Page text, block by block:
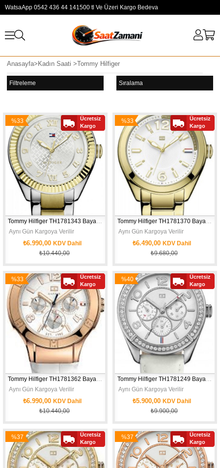
WatsaApp 0542 436 44 141500 tl Ve Üzeri Kargo Bedeva
Anasayfa> Kadın Saati >Tommy Hilfiger
Filtreleme Sıralama
Aynı Gün Kargoya Verilir
₺6.990,00 KDV Dahil
₺10.440,00
%33
İndirim
Ücretsiz
Kargo
Aynı Gün Kargoya Verilir
₺6.490,00 KDV Dahil
₺9.680,00
%33
İndirim
Ücretsiz
Kargo
Aynı Gün Kargoya Verilir
₺6.990,00 KDV Dahil
₺10.440,00
%33
İndirim
Ücretsiz
Kargo
Aynı Gün Kargoya Verilir
₺5.900,00 KDV Dahil
₺9.900,00
%40
İndirim
Ücretsiz
Kargo
%37
İndirim
Ücretsiz
Kargo
%37
İndirim
Ücretsiz
Kargo